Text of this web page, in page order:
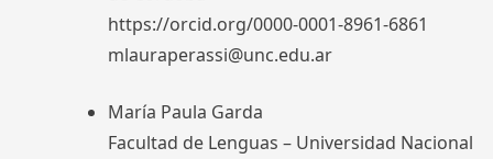
https://orcid.org/0000-0001-8961-6861
mlauraperassi@unc.edu.ar
María Paula Garda
Facultad de Lenguas – Universidad Nacional